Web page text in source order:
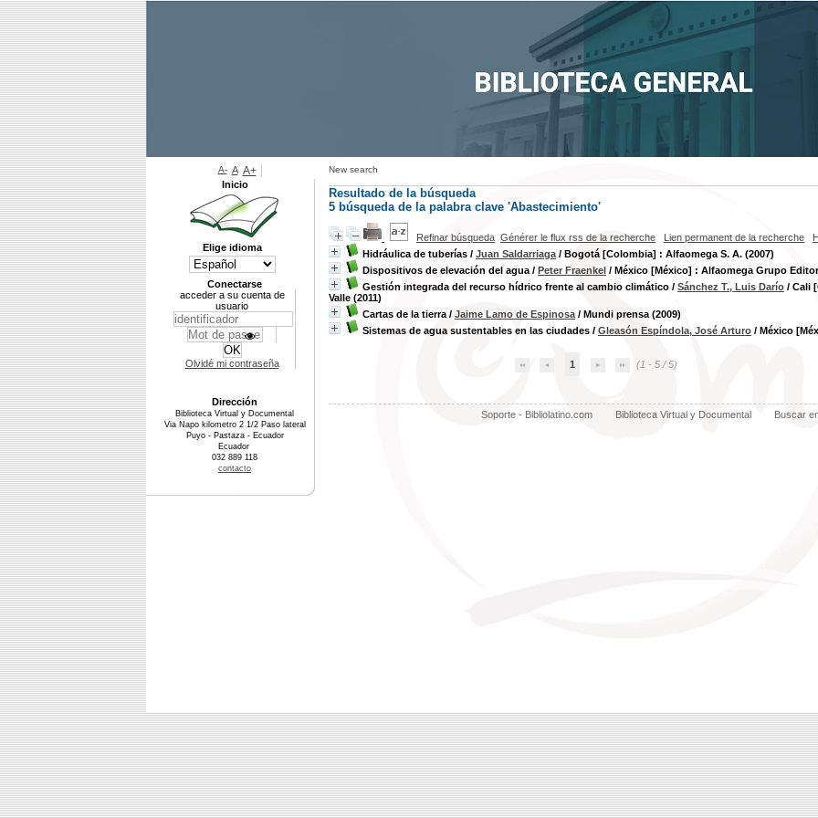
New search
Resultado de la búsqueda
5 búsqueda de la palabra clave 'Abastecimiento'
Refinar búsqueda Générer le flux rss de la recherche Lien permanent de la recherche
Hidráulica de tuberías / Juan Saldarriaga / Bogotá [Colombia] : Alfaomega S. A. (2007)
Dispositivos de elevación del agua / Peter Fraenkel / México [México] : Alfaomega Grupo
Gestión integrada del recurso hídrico frente al cambio climático / Sánchez T., Luis Darío / Cali
Valle (2011)
Cartas de la tierra / Jaime Lamo de Espinosa / Mundi prensa (2009)
Sistemas de agua sustentables en las ciudades / Gleasón Espíndola, José Arturo / México
1 (1 - 5 / 5)
Soporte - Bibliolatino.com Biblioteca Virtual y Documental Buscar
A- A A+
Inicio
Elige idioma
Conectarse
acceder a su cuenta de
usuario
Olvidé mi contraseña
Dirección
Biblioteca Virtual y Documental
Via Napo kilometro 2 1/2 Paso lateral
Puyo - Pastaza - Ecuador
Ecuador
032 889 118
contacto